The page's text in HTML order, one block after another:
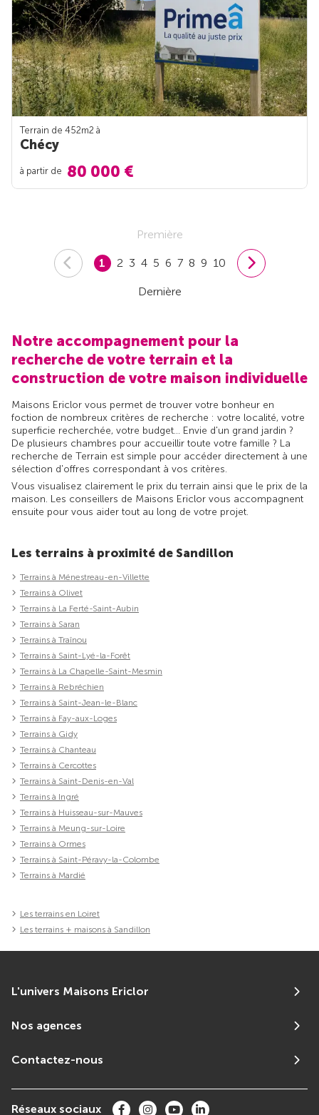
Terrain de 452m2 à
Chécy
à partir de 80 000 €
Première
1 2 3 4 5 6 7 8 9 10
Dernière
Notre accompagnement pour la
recherche de votre terrain et la
construction de votre maison individuelle
Maisons Ericlor vous permet de trouver votre bonheur en
foction de nombreux critères de recherche : votre localité, votre
superficie recherchée, votre budget... Envie d'un grand jardin ?
De plusieurs chambres pour accueillir toute votre famille ? La
recherche de Terrain est simple pour accéder directement à une
sélection d'offres correspondant à vos critères.
Vous visualisez clairement le prix du terrain ainsi que le prix de la
maison. Les conseillers de Maisons Ericlor vous accompagnent
ensuite pour vous aider tout au long de votre projet.
Les terrains à proximité de Sandillon
Terrains à Ménestreau-en-Villette
Terrains à Olivet
Terrains à La Ferté-Saint-Aubin
Terrains à Saran
Terrains à Traînou
Terrains à Saint-Lyé-la-Forêt
Terrains à La Chapelle-Saint-Mesmin
Terrains à Rebréchien
Terrains à Saint-Jean-le-Blanc
Terrains à Fay-aux-Loges
Terrains à Gidy
Terrains à Chanteau
Terrains à Cercottes
Terrains à Saint-Denis-en-Val
Terrains à Ingré
Terrains à Huisseau-sur-Mauves
Terrains à Meung-sur-Loire
Terrains à Ormes
Terrains à Saint-Péravy-la-Colombe
Terrains à Mardié
Les terrains en Loiret
Les terrains + maisons à Sandillon
L'univers Maisons Ericlor
Nos agences
Contactez-nous
Réseaux sociaux